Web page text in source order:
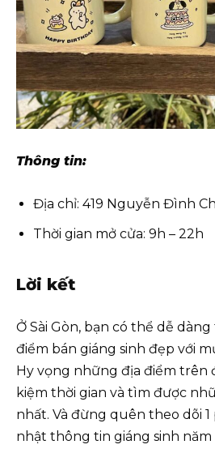
Thông tin:
Địa chỉ: 419 Nguyễn Đình
Thời gian mở cửa: 9h – 22h
Lời kết
Ở Sài Gòn, bạn có thể dễ
điểm bán giáng sinh đẹp với
Hy vọng những địa điểm trên
kiệm thời gian và tìm được
nhất. Và đừng quên theo dõi
nhật thông tin giáng sinh năm